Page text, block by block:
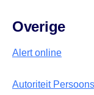
Overige
Alert online
Autoriteit